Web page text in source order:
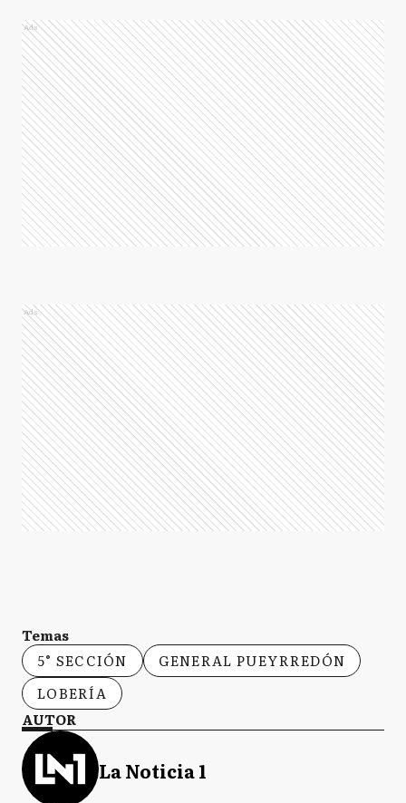
Ads
Ads
Temas
5° SECCIÓN
GENERAL PUEYRREDÓN
LOBERÍA
AUTOR
La Noticia 1